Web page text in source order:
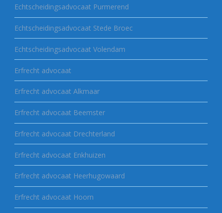
Echtscheidingsadvocaat Purmerend
Echtscheidingsadvocaat Stede Broec
Echtscheidingsadvocaat Volendam
Erfrecht advocaat
Erfrecht advocaat Alkmaar
Erfrecht advocaat Beemster
Erfrecht advocaat Drechterland
Erfrecht advocaat Enkhuizen
Erfrecht advocaat Heerhugowaard
Erfrecht advocaat Hoorn